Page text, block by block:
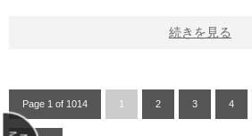
続きを見る
Page 1 of 1014 1 2 3 4